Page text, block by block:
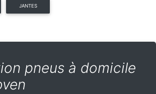
JANTES
pneus à domicile